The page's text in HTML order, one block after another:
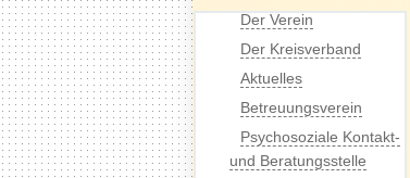
Der Verein
Der Kreisverband
Aktuelles
Betreuungsverein
Psychosoziale Kontakt-
und Beratungsstelle